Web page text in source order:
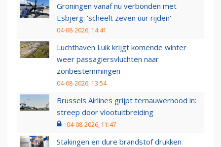
Groningen vanaf nu verbonden met
Esbjerg: 'scheelt zeven uur rijden'
04-08-2026, 14:41
Luchthaven Luik krijgt komende winter
weer passagiersvluchten naar
zonbestemmingen
04-08-2026, 13:54
Brussels Airlines grijpt ternauwernood in:
streep door vlootuitbreiding
04-08-2026, 11:47
Stakingen en dure brandstof drukken